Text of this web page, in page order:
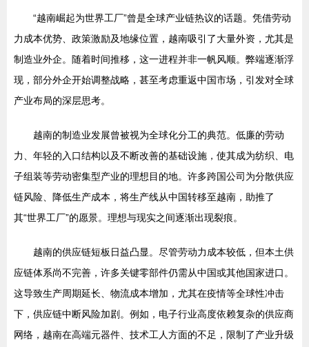
“越南崛起为世界工厂”曾是全球产业链热议的话题。凭借劳动
力成本优势、政策激励及地缘位置，越南吸引了大量外资，尤其是
制造业外企。随着时间推移，这一进程并非一帆风顺。弊端逐渐浮
现，部分外企开始调整战略，甚至考虑重返中国市场，引发对全球
产业布局的深层思考。
越南的制造业发展曾被视为全球化分工的典范。低廉的劳动
力、年轻的入口结构以及不断改善的基础设施，使其成为纺织、电
子组装等劳动密集型产业的理想目的地。许多跨国公司为分散供应
链风险、降低生产成本，将生产线从中国转移至越南，助推了
其“世界工厂”的愿景。理想与现实之间逐渐出现裂痕。
越南的供应链短板日益凸显。尽管劳动力成本较低，但本土供
应链体系尚不完善，许多关键零部件仍需从中国或其他国家进口。
这导致生产周期延长、物流成本增加，尤其在疫情等全球性冲击
下，供应链中断风险加剧。例如，电子行业高度依赖复杂的供应商
网络，越南在高端元器件、技术工人方面的不足，限制了产业升级